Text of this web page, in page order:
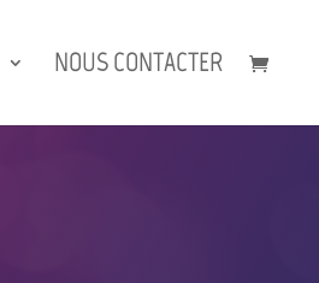
NOUS CONTACTER